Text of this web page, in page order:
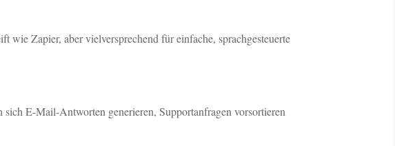
Zapier, aber vielversprechend für einfache, sprachgesteuerte
E-Mail-Antworten generieren, Supportanfragen vorsortieren